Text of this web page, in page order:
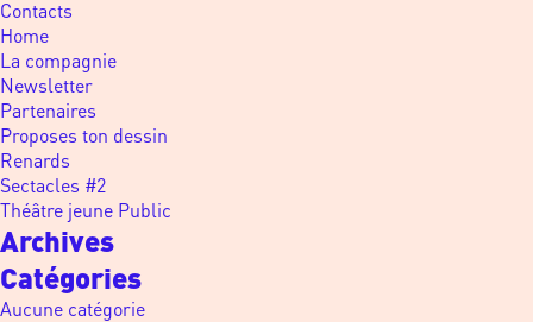
Contacts
Home
La compagnie
Newsletter
Partenaires
Proposes ton dessin
Renards
Sectacles #2
Théâtre jeune Public
Archives
Catégories
Aucune catégorie